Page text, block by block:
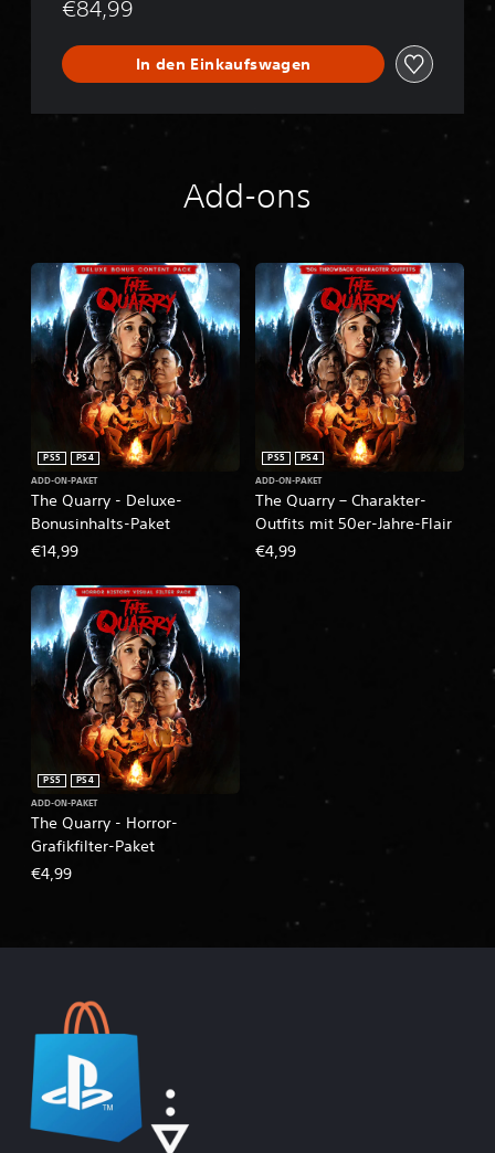
€84,99
In den Einkaufswagen
Add-ons
The Quarry - Deluxe-
Bonusinhalts-Paket
PS5
PS4
ADD-ON-PAKET
€14,99
The Quarry – Charakter-
Outfits mit 50er-Jahre-Flair
PS5
PS4
ADD-ON-PAKET
€4,99
The Quarry - Horror-
Grafikfilter-Paket
PS5
PS4
ADD-ON-PAKET
€4,99